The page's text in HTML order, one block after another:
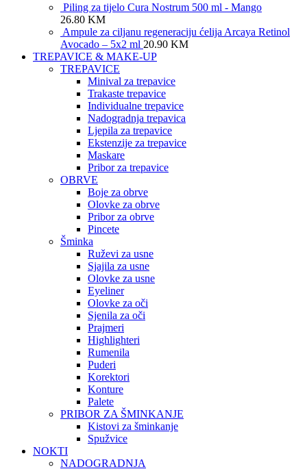
Piling za tijelo Cura Nostrum 500 ml - Mango
26.80 KM
Ampule za ciljanu regeneraciju ćelija Arcaya Retinol
Avocado – 5x2 ml 20.90 KM
TREPAVICE & MAKE-UP
TREPAVICE
Minival za trepavice
Trakaste trepavice
Individualne trepavice
Nadogradnja trepavica
Ljepila za trepavice
Ekstenzije za trepavice
Maskare
Pribor za trepavice
OBRVE
Boje za obrve
Olovke za obrve
Pribor za obrve
Pincete
Šminka
Ruževi za usne
Sjajila za usne
Olovke za usne
Eyeliner
Olovke za oči
Sjenila za oči
Prajmeri
Highlighteri
Rumenila
Puderi
Korektori
Konture
Palete
PRIBOR ZA ŠMINKANJE
Kistovi za šminkanje
Spužvice
NOKTI
NADOGRADNJA